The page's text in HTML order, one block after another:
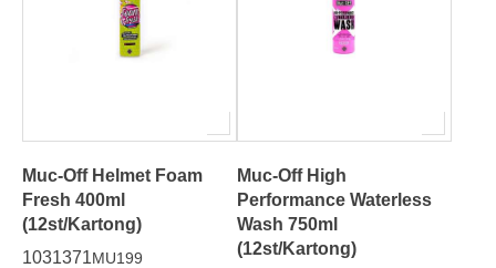
Muc-Off Helmet Foam
Fresh 400ml
(12st/Kartong)
1031371MU199
Muc-Off High
Performance Waterless
Wash 750ml
(12st/Kartong)